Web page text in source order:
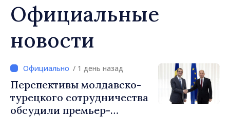
Официальные
новости
/ 1 день назад
Перспективы молдавско-
турецкого сотрудничества
обсудили премьер-